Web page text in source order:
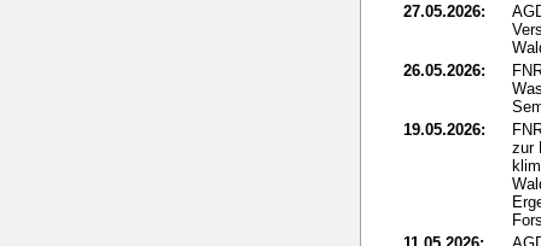
27.05.2026:
26.05.2026:
19.05.2026:
zur